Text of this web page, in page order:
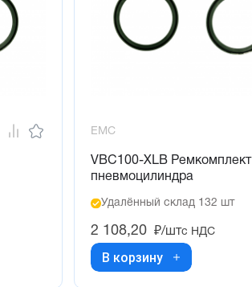
EMC
VBC100-XLB Ремкомплект
пневмоцилиндра
Удалённый склад 132 шт
2 108,20 ₽/штс НДС
В корзину